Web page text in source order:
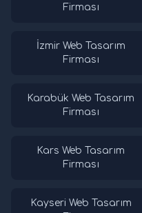
Firması
İzmir Web Tasarım
Firması
Karabük Web Tasarım
Firması
Kars Web Tasarım
Firması
Kayseri Web Tasarım